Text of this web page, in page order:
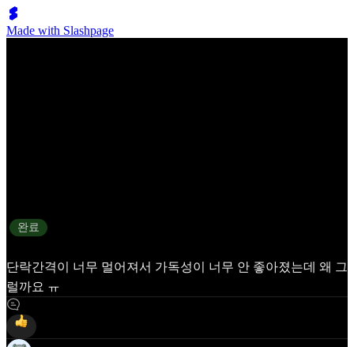
Made with Slashpage
완료
단락간격이 너무 멀어져서 가독성이 너무 안 좋아졌는데 왜 그
럴까요 ㅠ